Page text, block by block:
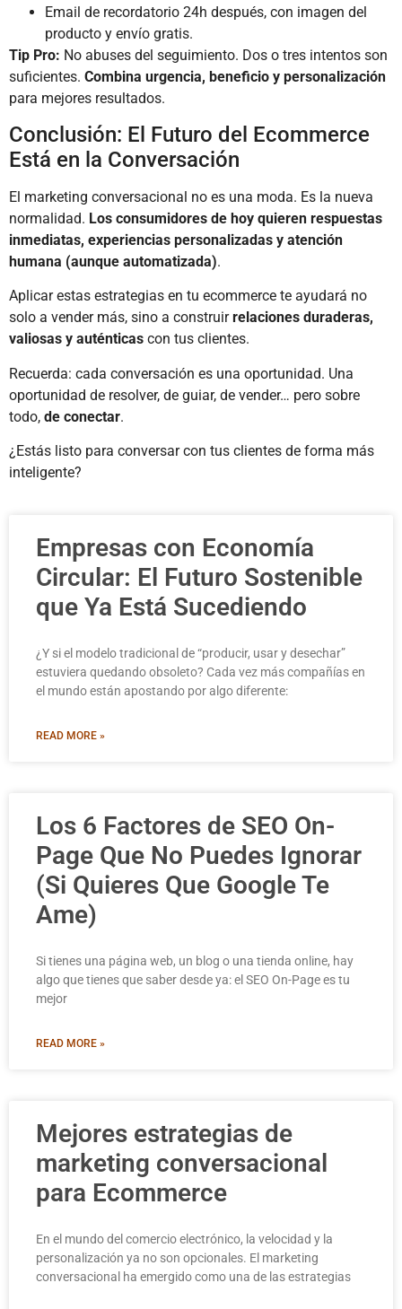
Email de recordatorio 24h después, con imagen del
producto y envío gratis.
Tip Pro: No abuses del seguimiento. Dos o tres intentos son
suficientes. Combina urgencia, beneficio y personalización
para mejores resultados.
Conclusión: El Futuro del Ecommerce
Está en la Conversación
El marketing conversacional no es una moda. Es la nueva
normalidad. Los consumidores de hoy quieren respuestas
inmediatas, experiencias personalizadas y atención
humana (aunque automatizada).
Aplicar estas estrategias en tu ecommerce te ayudará no
solo a vender más, sino a construirrelaciones duraderas,
valiosas y auténticas con tus clientes.
Recuerda: cada conversación es una oportunidad. Una
oportunidad de resolver, de guiar, de vender… pero sobre
todo, de conectar.
¿Estás listo para conversar con tus clientes de forma más
inteligente?
Empresas con Economía
Circular: El Futuro Sostenible
que Ya Está Sucediendo
¿Y si el modelo tradicional de “producir, usar y desechar”
estuviera quedando obsoleto? Cada vez más compañías en
el mundo están apostando por algo diferente:
READ MORE »
Los 6 Factores de SEO On-
Page Que No Puedes Ignorar
(Si Quieres Que Google Te
Ame)
Si tienes una página web, un blog o una tienda online, hay
algo que tienes que saber desde ya: el SEO On-Page es tu
mejor
READ MORE »
Mejores estrategias de
marketing conversacional
para Ecommerce
En el mundo del comercio electrónico, la velocidad y la
personalización ya no son opcionales. El marketing
conversacional ha emergido como una de las estrategias